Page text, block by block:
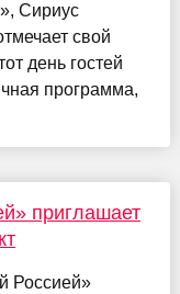
Сириус
свой
день гостей
программа,
приглашает
Россией»